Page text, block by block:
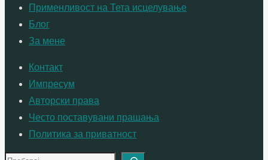
Применливост на Тета исцелување
Блог
За мене
Контакт
Импресум
Авторски права
Често поставувани прашања
Политика за приватност